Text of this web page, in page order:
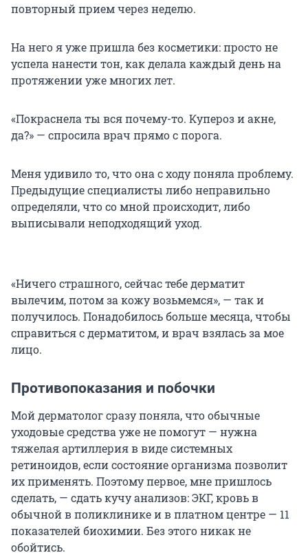
повторный прием через неделю.
На него я уже пришла без косметики: просто не
успела нанести тон, как делала каждый день на
протяжении уже многих лет.
«Покраснела ты вся почему-то. Купероз и акне,
да?» — спросила врач прямо с порога.
Меня удивило то, что она с ходу поняла проблему.
Предыдущие специалисты либо неправильно
определяли, что со мной происходит, либо
выписывали неподходящий уход.
«Ничего страшного, сейчас тебе дерматит
вылечим, потом за кожу возьмемся», — так и
получилось. Понадобилось больше месяца, чтобы
справиться с дерматитом, и врач взялась за мое
лицо.
Противопоказания и побочки
Мой дерматолог сразу поняла, что обычные
уходовые средства уже не помогут — нужна
тяжелая артиллерия в виде системных
ретиноидов, если состояние организма позволит
их применять. Поэтому первое, мне пришлось
сделать, — сдать кучу анализов: ЭКГ, кровь в
обычной в поликлинике и в платном центре — 11
показателей биохимии. Без этого никак не
обойтись.